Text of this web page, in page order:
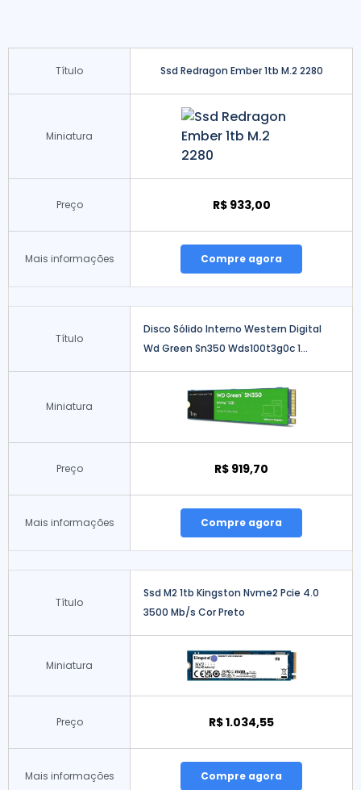
Título Ssd Redragon Ember 1tb M.2 2280
Miniatura
Preço R$ 933,00
Mais informações Compre agora
Título
Disco Sólido Interno Western Digital
Wd Green Sn350 Wds100t3g0c 1...
Miniatura
Preço R$ 919,70
Mais informações Compre agora
Título
Ssd M2 1tb Kingston Nvme2 Pcie 4.0
3500 Mb/s Cor Preto
Miniatura
Preço R$ 1.034,55
Mais informações Compre agora